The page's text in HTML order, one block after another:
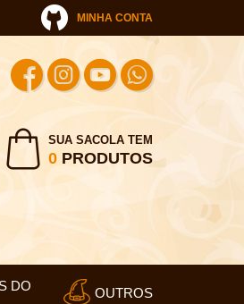
MINHA CONTA
SUA SACOLA TEM
0PRODUTOS
DO
OUTROS